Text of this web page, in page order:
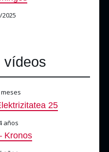
vídeos
25
años
Kronos